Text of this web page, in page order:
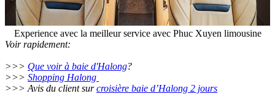
Experience avec la meilleur service avec Phuc Xuyen limousine
Voir rapidement:
>>> Que voir à baie d'Halong?
>>> Shopping Halong
>>> Avis du client surcroisière baie d’Halong 2 jours